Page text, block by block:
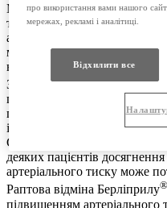
Механізм, завдяки якому
тиск, пов’язують передусім
ангіотензин-
може виявляти
низькореніновою
Застосування Берліприлу®5
гіпертензією призводить до
пацієнтів у
істотного збільшення
Симптоматична постуральна
деяких пацієнтів
артеріального тиску може
Раптова відміна Берліприлу®
підвищенням артеріального
про використання вами нашого
мережах, рекламі і аналітиці.
Відхилити все